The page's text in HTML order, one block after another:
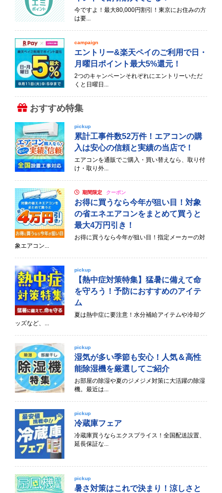
今ですよ！最大80,000円割引！東京にお住みの方
は要...
campaign
エントリー&楽天ペイのご利用で日・
月曜日ポイント最大5%還元！
2つのキャンペーンそれぞれにエントリーいただ
くと日曜日...
おすすめ特集
pickup
累計工事件数52万件！エアコンの購
入は安心の信頼と実績の当店で！
エアコンを通販でご購入・買い替えなら、取り付
け・取り外...
期間限定 クーポン
お得に買うなら今年が狙い目！対象
の省エネエアコンをまとめて買うと
最大4万円引き！
お得に買うなら今年が狙い目！指定メーカーの対
象エアコン...
pickup
【熱中症対策特集】猛暑に備えて命
を守ろう！予防におすすめのアイテ
ム
夏は熱中症に要注意！水分補給アイテムや冷却グ
ッズなど、...
pickup
湿気が多い季節も安心！人気＆高性
能除湿機を厳選してご紹介
お部屋の除湿や夏のジメジメ対策に大活躍の除湿
機。最近は...
pickup
冷蔵庫フェア
冷蔵庫買うならエクスプライス！全国配送設置、
延長保証な...
pickup
暑さ対策はこれで決まり！涼しさと